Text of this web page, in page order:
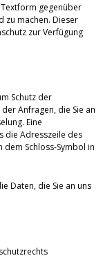
gegenüber
zu machen. Dieser
zur Verfügung
Schutz der
Anfragen, die Sie an
Eine
die Adresszeile des
Schloss-Symbol in
Daten, die Sie an uns